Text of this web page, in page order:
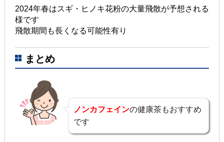
2024年春はスギ・ヒノキ花粉の大量飛散が予想される
様です
飛散期間も長くなる可能性有り
まとめ
ノンカフェインの健康茶もおすすめ
です